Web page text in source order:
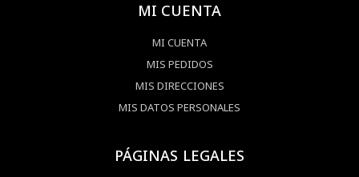
MI CUENTA
MI CUENTA
MIS PEDIDOS
MIS DIRECCIONES
MIS DATOS PERSONALES
PÁGINAS LEGALES